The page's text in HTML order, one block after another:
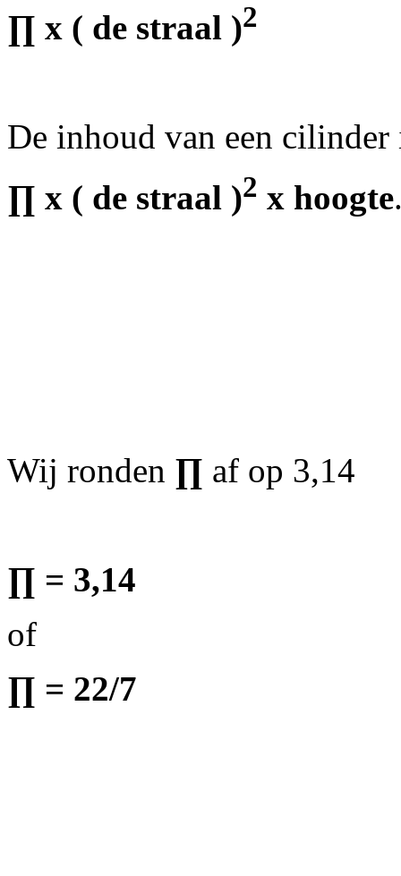
∏ x ( de straal )2
De inhoud van een cilinder
∏ x ( de straal )2 x hoogte
Wij ronden ∏ af op 3,14
∏ = 3,14
of
∏ = 22/7